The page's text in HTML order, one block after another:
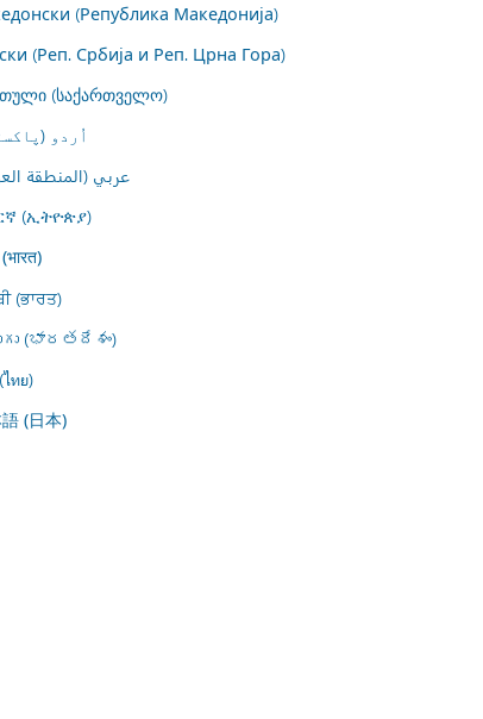
(Република Македонија)
(Реп. Србија и Реп. Црна Гора)
(საქართველო)
اُردو
عربي (المنطقة
(ኢትዮጵያ)
(भारत)
(ਭਾਰਤ)
(భారతదేశం)
ทย)
(日本)